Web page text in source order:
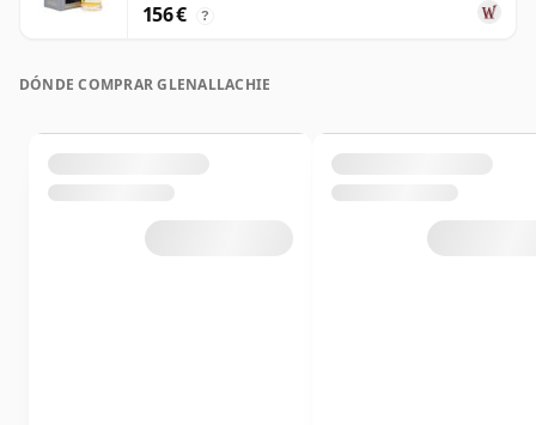
156 € ?
DÓNDE COMPRAR GLENALLACHIE